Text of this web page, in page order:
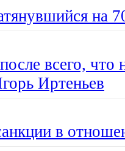
на
всего, что
Иртеньев
в